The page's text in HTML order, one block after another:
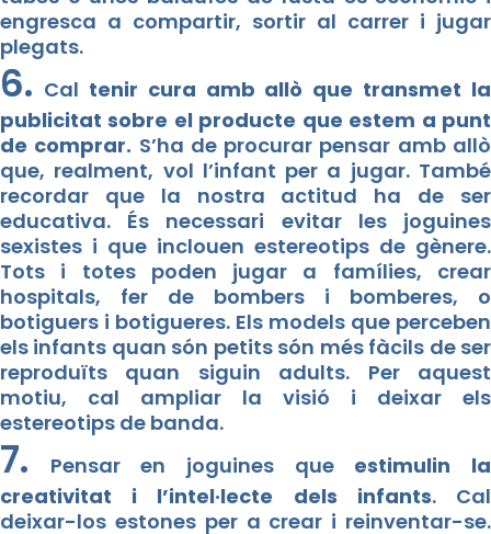
engresca a compartir, sortir al carrer i jugar
plegats.
6. Cal tenir cura amb allò que transmet la
publicitat sobre el producte que estem a punt
de comprar. S’ha de procurar pensar amb allò
que, realment, vol l’infant per a jugar. També
recordar que la nostra actitud ha de ser
educativa. És necessari evitar les joguines
sexistes i que inclouen estereotips de gènere.
Tots i totes poden jugar a famílies, crear
hospitals, fer de bombers i bomberes, o
botiguers i botigueres. Els models que perceben
els infants quan són petits són més fàcils de ser
reproduïts quan siguin adults. Per aquest
motiu, cal ampliar la visió i deixar els
estereotips de banda.
7. Pensar en joguines queestimulin la
creativitat i l’intel·lecte dels infants. Cal
deixar-los estones per a crear i reinventar-se.